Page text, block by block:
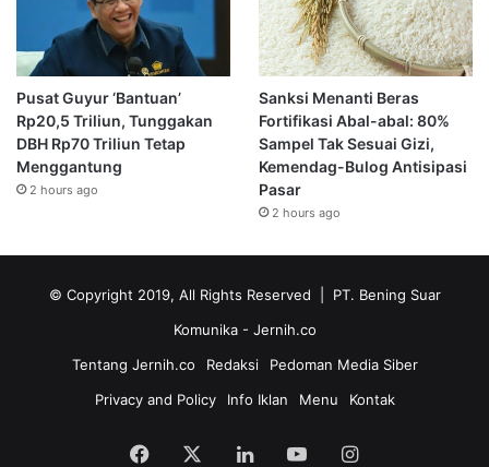
Pusat Guyur ‘Bantuan’
Rp20,5 Triliun, Tunggakan
DBH Rp70 Triliun Tetap
Menggantung
2 hours ago
Sanksi Menanti Beras
Fortifikasi Abal-abal: 80%
Sampel Tak Sesuai Gizi,
Kemendag-Bulog Antisipasi
Pasar
2 hours ago
© Copyright 2019, All Rights Reserved | PT. Bening Suar
Komunika - Jernih.co
Tentang Jernih.co
Redaksi
Pedoman Media Siber
Privacy and Policy
Info Iklan Menu Kontak
Facebook LinkedInYouTubeInstagram